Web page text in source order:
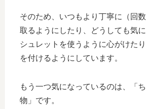
そのため、いつもより丁寧に（回
取るようにしたり、どうしても気
シュレットを使うように心がけた
を付けるようにしています。
もう一つ気になっているのは、「
物」です。